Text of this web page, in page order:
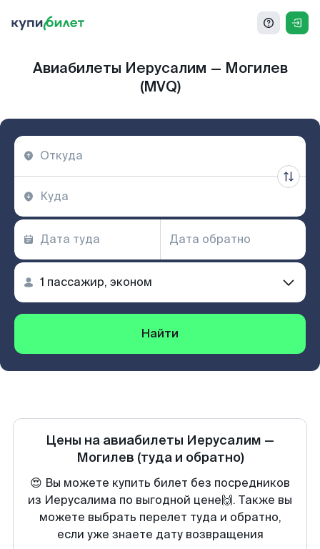
Авиабилеты Иерусалим — Могилев
(MVQ)
Найти
Цены на авиабилеты Иерусалим —
Могилев (туда и обратно)
😍 Вы можете купить билет без посредников
из Иерусалима по выгодной цене🙌. Также вы
можете выбрать перелет туда и обратно,
если уже знаете дату возвращения